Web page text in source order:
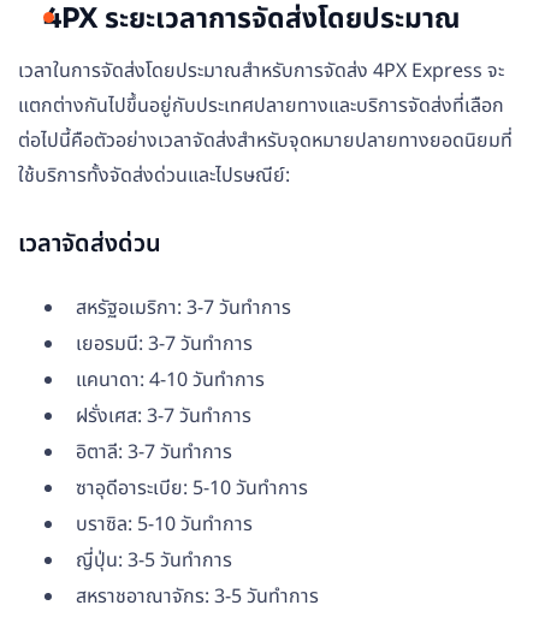
4PX ระยะเวลาการจัดส่งโดยประมาณ
เวลาในการจัดส่งโดยประมาณสำหรับการจัดส่ง 4PX Express จะ
แตกต่างกันไปขึ้นอยู่กับประเทศปลายทางและบริการจัดส่งที่เลือก
ต่อไปนี้คือตัวอย่างเวลาจัดส่งสำหรับจุดหมายปลายทางยอดนิยมที่
ใช้บริการทั้งจัดส่งด่วนและไปรษณีย์:
เวลาจัดส่งด่วน
สหรัฐอเมริกา: 3-7 วันทำการ
เยอรมนี: 3-7 วันทำการ
แคนาดา: 4-10 วันทำการ
ฝรั่งเศส: 3-7 วันทำการ
อิตาลี: 3-7 วันทำการ
ซาอุดีอาระเบีย: 5-10 วันทำการ
บราซิล: 5-10 วันทำการ
ญี่ปุ่น: 3-5 วันทำการ
สหราชอาณาจักร: 3-5 วันทำการ